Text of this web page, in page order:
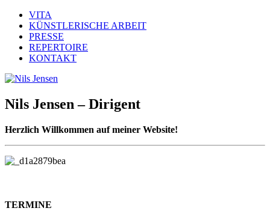
VITA
KÜNSTLERISCHE ARBEIT
PRESSE
REPERTOIRE
KONTAKT
Nils Jensen – Dirigent
Herzlich Willkommen auf meiner Website!
TERMINE